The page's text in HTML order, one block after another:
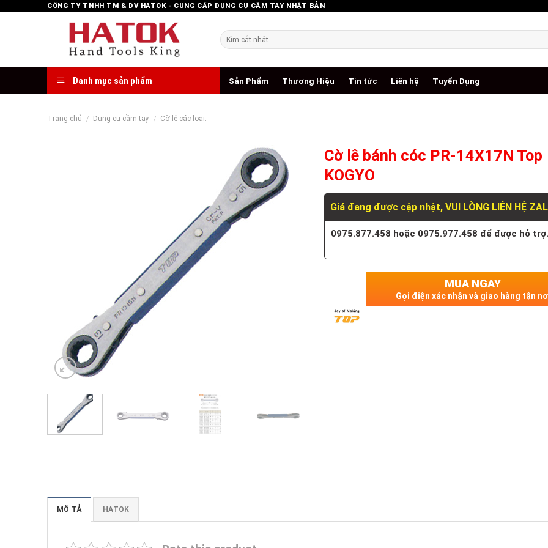
CÔNG TY TNHH TM & DV HATOK - CUNG CẤP DỤNG CỤ CẦM TAY NHẬT BẢN
Tìm
kiếm:
Danh mục sản phẩm Sản Phẩm Thương Hiệu Tin tức Liên hệ Tuyển Dụng
Trang chủ / Dụng cụ cầm tay / Cờ lê các loại.
Cờ lê bánh cóc PR-14X17N Top
KOGYO
Giá đang được cập nhật, VUI LÒNG LIÊN HỆ
0975.877.458 hoặc 0975.977.458 để được hỗ
MUA NGAY
Gọi điện xác nhận và giao hàng tận
MÔ TẢ HATOK